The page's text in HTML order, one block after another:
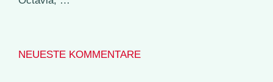
NEUESTE KOMMENTARE